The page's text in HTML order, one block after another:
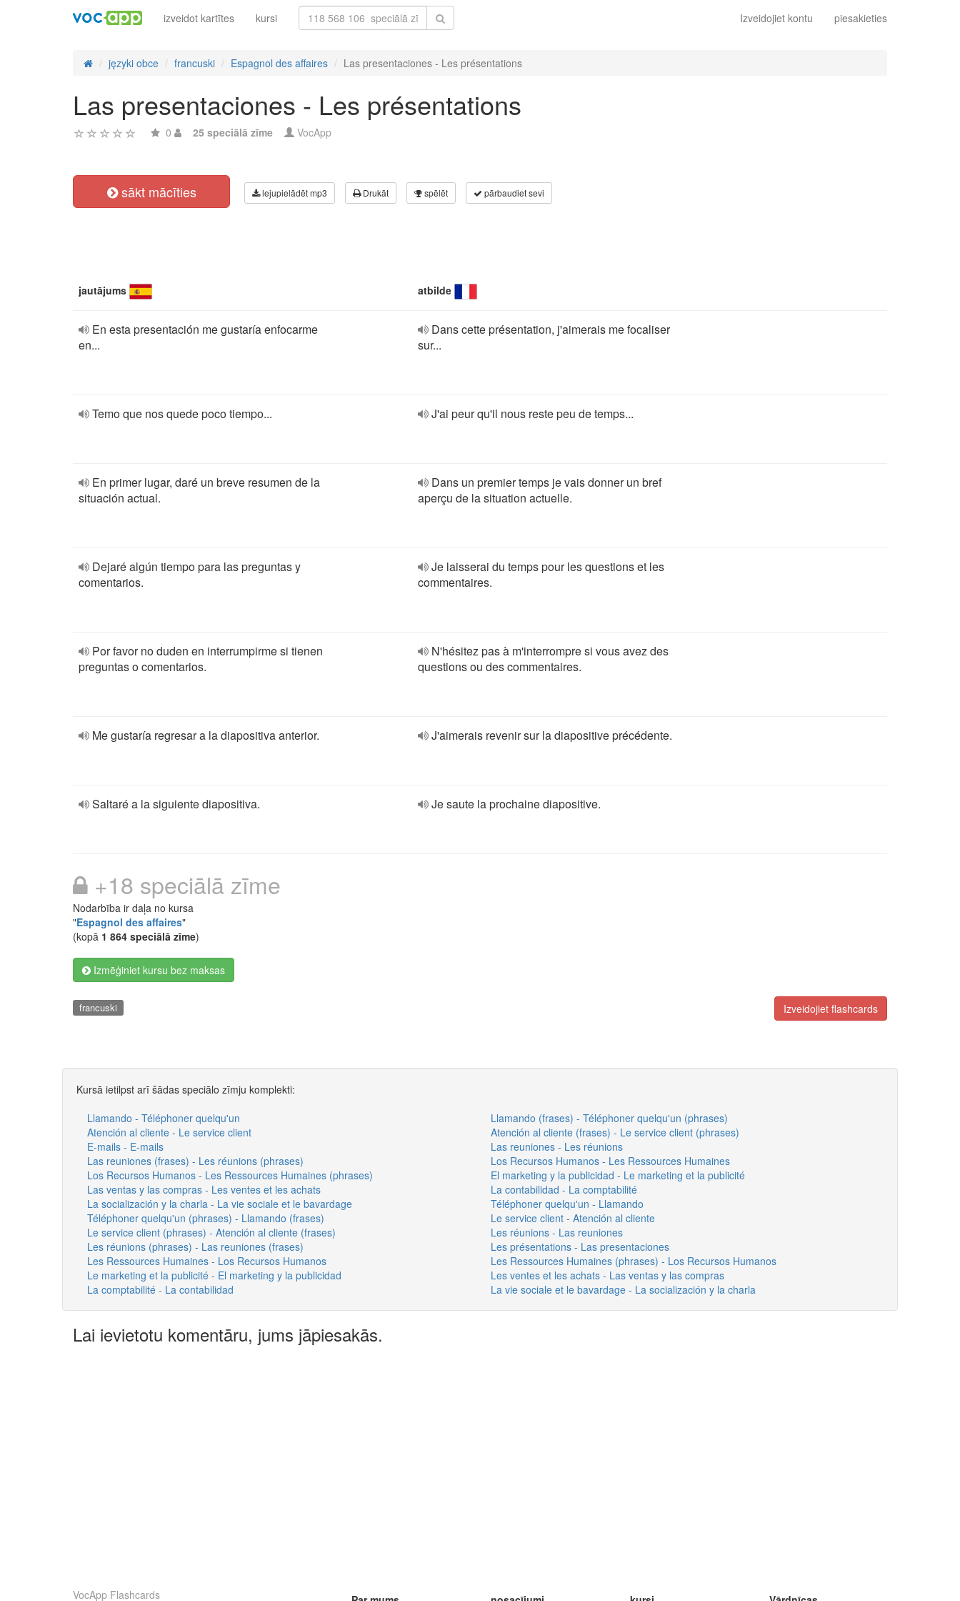
Izveidojiet kontu piesakieties
izveidot kartītes kursi
języki obce francuski Espagnol des affaires Las presentaciones - Les présentations
Las presentaciones - Les présentations
0 25 speciālā zīme VocApp
sākt mācīties lejupielādēt mp3 Drukāt spēlēt pārbaudiet sevi
jautājums atbilde
En esta presentación me gustaría enfocarme
en...
Dans cette présentation, j'aimerais me focaliser
sur...
Temo que nos quede poco tiempo... J'ai peur qu'il nous reste peu de temps...
En primer lugar, daré un breve resumen de la
situación actual.
Dans un premier temps je vais donner un bref
aperçu de la situation actuelle.
Dejaré algún tiempo para las preguntas y
comentarios.
Je laisserai du temps pour les questions et les
commentaires.
Por favor no duden en interrumpirme si tienen
preguntas o comentarios.
N'hésitez pas à m'interrompre si vous avez des
questions ou des commentaires.
Me gustaría regresar a la diapositiva anterior. J'aimerais revenir sur la diapositive précédente.
Saltaré a la siguiente diapositiva. Je saute la prochaine diapositive.
+18 speciālā zīme
Nodarbība ir daļa no kursa
"Espagnol des affaires"
(kopā 1 864 speciālā zīme)
Izmēģiniet kursu bez maksas
Izveidojiet flashcards
francuski
Kursā ietilpst arī šādas speciālo zīmju komplekti:
Llamando - Téléphoner quelqu'un
Llamando (frases) - Téléphoner quelqu'un (phrases)
Atención al cliente - Le service client
Atención al cliente (frases) - Le service client (phrases)
E-mails - E-mails
Las reuniones - Les réunions
Las reuniones (frases) - Les réunions (phrases)
Los Recursos Humanos - Les Ressources Humaines
Los Recursos Humanos - Les Ressources Humaines (phrases)
El marketing y la publicidad - Le marketing et la publicité
Las ventas y las compras - Les ventes et les achats
La contabilidad - La comptabilité
La socialización y la charla - La vie sociale et le bavardage
Téléphoner quelqu'un - Llamando
Téléphoner quelqu'un (phrases) - Llamando (frases)
Le service client - Atención al cliente
Le service client (phrases) - Atención al cliente (frases)
Les réunions - Las reuniones
Les réunions (phrases) - Las reuniones (frases)
Les présentations - Las presentaciones
Les Ressources Humaines - Los Recursos Humanos
Les Ressources Humaines (phrases) - Los Recursos Humanos
Le marketing et la publicité - El marketing y la publicidad
Les ventes et les achats - Las ventas y las compras
La comptabilité - La contabilidad
La vie sociale et le bavardage - La socialización y la charla
Lai ievietotu komentāru, jums jāpiesakās.
VocApp Flashcards